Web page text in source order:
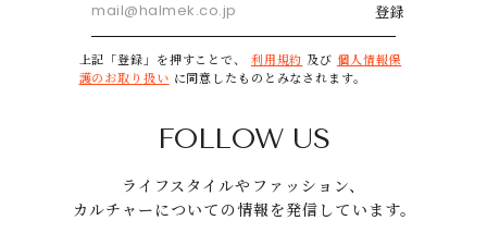
登録
上記「登録」を押すことで、 利用規約 及び 個人情報保
護のお取り扱い に同意したものとみなされます。
FOLLOW US
ライフスタイルやファッション、
カルチャーについての情報を発信しています。